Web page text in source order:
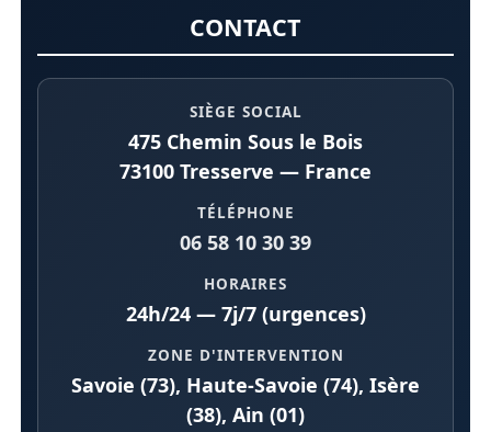
CONTACT
SIÈGE SOCIAL
475 Chemin Sous le Bois
73100 Tresserve — France
TÉLÉPHONE
06 58 10 30 39
HORAIRES
24h/24 — 7j/7 (urgences)
ZONE D'INTERVENTION
Savoie (73), Haute-Savoie (74), Isère
(38), Ain (01)